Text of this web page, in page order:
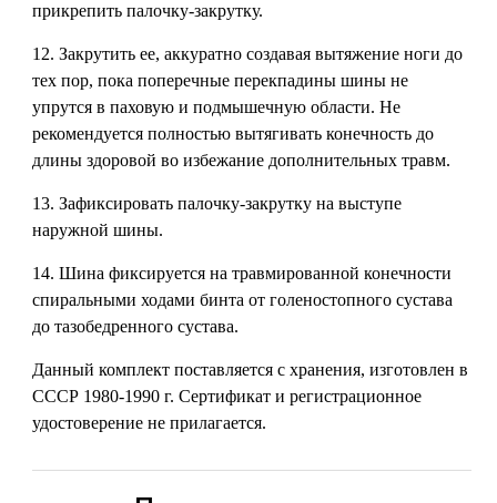
прикрепить палочку-закрутку.
12. Закрутить ее, аккуратно создавая вытяжение ноги до
тех пор, пока поперечные перекпадины шины не
упрутся в паховую и подмышечную области. Не
рекомендуется полностью вытягивать конечность до
длины здоровой во избежание дополнительных травм.
13. Зафиксировать палочку-закрутку на выступе
наружной шины.
14. Шина фиксируется на травмированной конечности
спиральными ходами бинта от голеностопного сустава
до тазобедренного сустава.
Данный комплект поставляется с хранения, изготовлен в
СССР 1980-1990 г. Сертификат и регистрационное
удостоверение не прилагается.